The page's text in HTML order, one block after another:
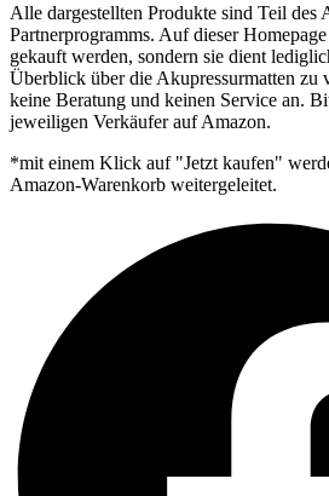
Alle dargestellten Produkte sind Teil des
Partnerprogramms. Auf dieser
gekauft werden, sondern sie dient
Überblick über die Akupressurmatten zu
keine Beratung und keinen Service an.
jeweiligen Verkäufer auf Amazon.
*mit einem Klick auf "Jetzt kaufen"
Amazon-Warenkorb weitergeleitet.